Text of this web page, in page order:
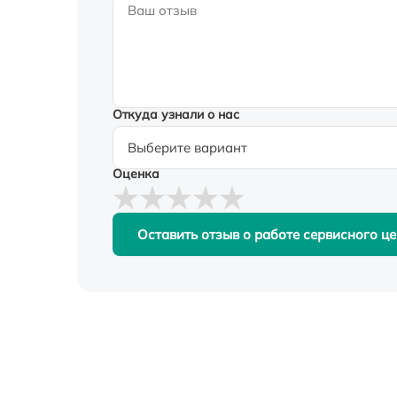
Откуда узнали о нас
Оценка
Оставить отзыв о работе сервисного